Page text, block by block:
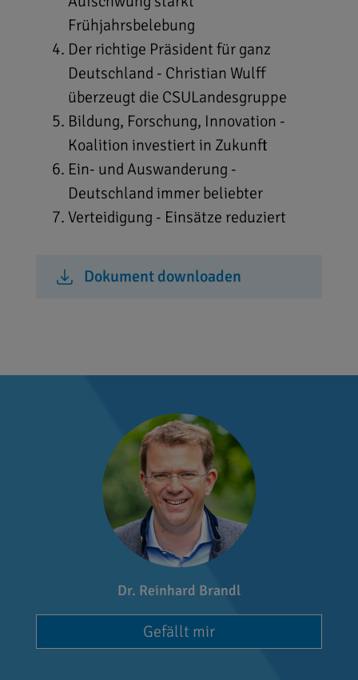
Frühjahrsbelebung
Der richtige Präsident für ganz
Deutschland - Christian Wulff
überzeugt die CSULandesgruppe
Bildung, Forschung, Innovation -
Koalition investiert in Zukunft
Ein- und Auswanderung -
Deutschland immer beliebter
Verteidigung - Einsätze reduziert
Dokument downloaden
Dr. Reinhard Brandl
Gefällt mir